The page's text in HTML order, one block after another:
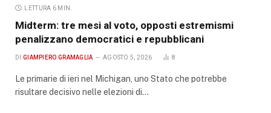
LETTURA 6 MIN.
Midterm: tre mesi al voto, opposti estremismi
penalizzano democratici e repubblicani
DI GIAMPIERO GRAMAGLIA AGOSTO 5, 2026 8
Le primarie di ieri nel Michigan, uno Stato che potrebbe
risultare decisivo nelle elezioni di…